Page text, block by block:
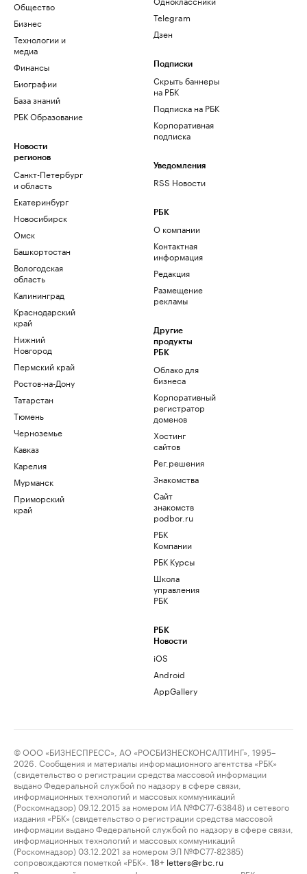
Общество
Бизнес
Технологии и
медиа
Финансы
Биографии
База знаний
РБК Образование
Новости
регионов
Санкт-Петербург
и область
Екатеринбург
Новосибирск
Омск
Башкортостан
Вологодская
область
Калининград
Краснодарский
край
Нижний
Новгород
Пермский край
Ростов-на-Дону
Татарстан
Тюмень
Черноземье
Кавказ
Карелия
Мурманск
Приморский
край
Telegram
Дзен
Подписки
Скрыть баннеры
на РБК
Подписка на РБК
Корпоративная
подписка
Уведомления
RSS Новости
РБК
О компании
Контактная
информация
Редакция
Размещение
рекламы
Другие
продукты
РБК
Облако для
бизнеса
Корпоративный
регистратор
доменов
Хостинг
сайтов
Рег.решения
Знакомства
Сайт
знакомств
podbor.ru
РБК
Компании
РБК Курсы
Школа
управления
РБК
РБК
Новости
iOS
Android
AppGallery
© ООО «БИЗНЕСПРЕСС», АО «РОСБИЗНЕСКОНСАЛТИНГ», 1995–
2026. Сообщения и материалы информационного агентства «РБК»
(свидетельство о регистрации средства массовой информации
выдано Федеральной службой по надзору в сфере связи,
информационных технологий и массовых коммуникаций
(Роскомнадзор) 09.12.2015 за номером ИА №ФС77-63848) и сетевого
издания «РБК» (свидетельство о регистрации средства массовой
информации выдано Федеральной службой по надзору в сфере связи,
информационных технологий и массовых коммуникаций
(Роскомнадзор) 03.12.2021 за номером ЭЛ №ФС77-82385)
сопровождаются пометкой «РБК».
18+ letters@rbc.ru